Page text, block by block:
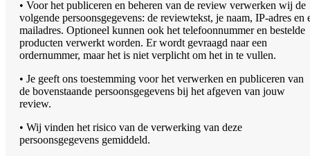
• Voor het publiceren en beheren van de review verwerken wij de
volgende persoonsgegevens: de reviewtekst, je naam, IP-adres en
mailadres. Optioneel kunnen ook het telefoonnummer en bestelde
producten verwerkt worden. Er wordt gevraagd naar een
ordernummer, maar het is niet verplicht om het in te vullen.
• Je geeft ons toestemming voor het verwerken en publiceren van
de bovenstaande persoonsgegevens bij het afgeven van jouw
review.
• Wij vinden het risico van de verwerking van deze
persoonsgegevens gemiddeld.